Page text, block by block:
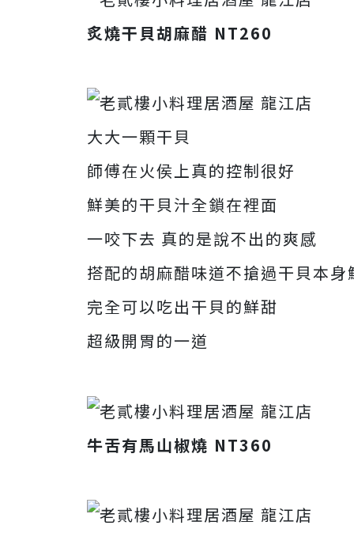
炙燒干貝胡麻醋 NT260
大大一顆干貝
師傅在火侯上真的控制很好
鮮美的干貝汁全鎖在裡面
一咬下去 真的是說不出的爽感
搭配的胡麻醋味道不搶過干貝本身
完全可以吃出干貝的鮮甜
超級開胃的一道
牛舌有馬山椒燒 NT360